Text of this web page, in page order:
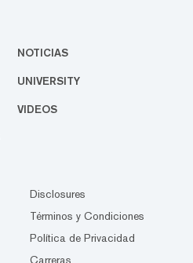
NOTICIAS
UNIVERSITY
VIDEOS
Disclosures
Términos y Condiciones
Política de Privacidad
Carreras